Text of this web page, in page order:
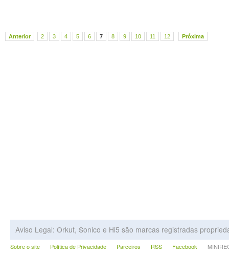
Anterior 2 3 4 5 6 7 8 9 10 11 12 Próxima
Aviso Legal: Orkut, Sonico e Hi5 são marcas registradas
Sobre o site Política de Privacidade Parceiros RSS Facebook